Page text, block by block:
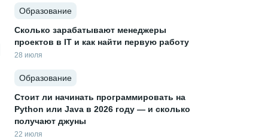
Образование
Сколько зарабатывают менеджеры
проектов в IT и как найти первую работу
28 июля
Образование
Стоит ли начинать программировать на
Python или Java в 2026 году — и сколько
получают джуны
22 июля